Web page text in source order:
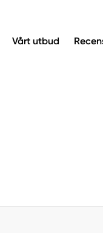
Vårt utbud